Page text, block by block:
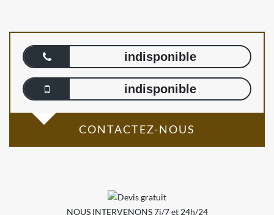
indisponible
indisponible
CONTACTEZ-NOUS
NOUS INTERVENONS 7j/7 et 24h/24